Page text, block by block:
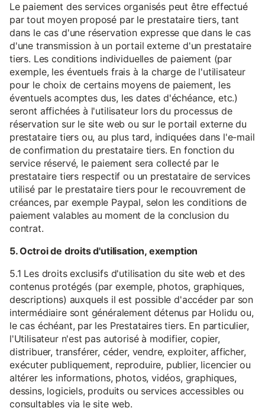
Le paiement des services organisés peut être effectué
par tout moyen proposé par le prestataire tiers, tant
dans le cas d'une réservation expresse que dans le cas
d'une transmission à un portail externe d'un prestataire
tiers. Les conditions individuelles de paiement (par
exemple, les éventuels frais à la charge de l'utilisateur
pour le choix de certains moyens de paiement, les
éventuels acomptes dus, les dates d'échéance, etc.)
seront affichées à l'utilisateur lors du processus de
réservation sur le site web ou sur le portail externe du
prestataire tiers ou, au plus tard, indiquées dans l'e-mail
de confirmation du prestataire tiers. En fonction du
service réservé, le paiement sera collecté par le
prestataire tiers respectif ou un prestataire de services
utilisé par le prestataire tiers pour le recouvrement de
créances, par exemple Paypal, selon les conditions de
paiement valables au moment de la conclusion du
contrat.
5. Octroi de droits d'utilisation, exemption
5.1 Les droits exclusifs d'utilisation du site web et des
contenus protégés (par exemple, photos, graphiques,
descriptions) auxquels il est possible d'accéder par son
intermédiaire sont généralement détenus par Holidu ou,
le cas échéant, par les Prestataires tiers. En particulier,
l'Utilisateur n'est pas autorisé à modifier, copier,
distribuer, transférer, céder, vendre, exploiter, afficher,
exécuter publiquement, reproduire, publier, licencier ou
altérer les informations, photos, vidéos, graphiques,
dessins, logiciels, produits ou services accessibles ou
consultables via le site web.